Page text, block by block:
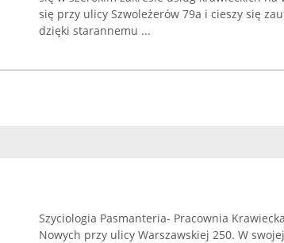
się przy ulicy Szwoleżerów 79a i cieszy się
dzięki starannemu ...
Szyciologia Pasmanteria- Pracownia
Nowych przy ulicy Warszawskiej 250. W